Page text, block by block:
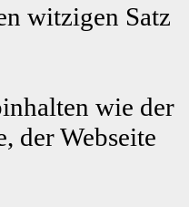
witzigen Satz
wie der
der Webseite